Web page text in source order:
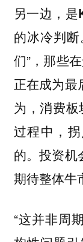
另一边，
的冰冷判断
们”，那些
正在成为最
为，消费
过程中，
的。投资机
期待整体牛
“这并非周